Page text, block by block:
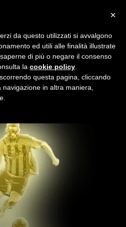
2023/24
per votare la pippa della stagione
×
da questo utilizzati si avvalgono
ed utili alle finalità illustrate
di più o negare il consenso
la cookie policy
questa pagina, cliccando
in altra maniera,